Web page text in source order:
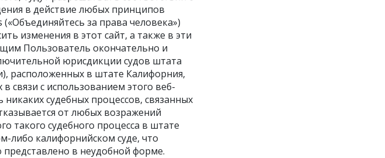
в действие любых принципов
за права человека»)
изменения в этот сайт, а также в эти
Пользователь окончательно и
юрисдикции судов штата
расположенных в штате Калифорния,
связи с использованием этого веб-
судебных процессов, связанных
от любых возражений
такого судебного процесса в штате
либо калифорнийском суде, что
представлено в неудобной форме.